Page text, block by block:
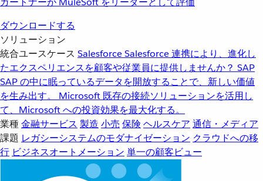
ダウンロードする
ソリューション
統合ユースケース SalesforceSalesforce 連携により、進化し
たエクスペリエンスを顧客や従業員に提供しませんか？ SAP
SAP の中に眠っているデータを開放することで、新しい価値
を生み出す。
Microsoft 既存の接続ソリューションを活用し
て、Microsoft への投資効果を最大化する。
業種金融サービス 製造 小売 保険 ヘルスケア 通信・メディア
課題 レガシーシステムのモダナイゼーション クラウドへの移
行 ビジネスオートメーション 単一の顧客ビュー